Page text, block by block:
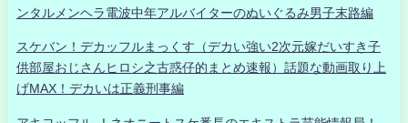
ンタルメンヘラ電波中年アルバイターのぬいぐるみ男子末路編
スケバン！デカッフルまっくす（デカい強い2次元嫁だいすき子
供部屋おじさんヒロシ之古惑仔的まとめ速報）話題な動画取り上
げMAX！デカいは正義刑事編